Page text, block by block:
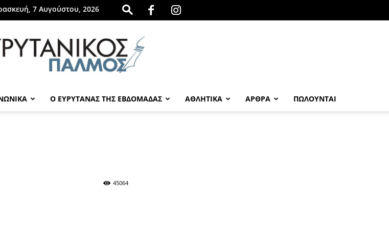
7 Αυγούστου, 2026
Ο ΕΥΡΥΤΑΝΑΣ ΤΗΣ ΕΒΔΟΜΑΔΑΣ ΑΘΛΗΤΙΚΑ ΑΡΘΡΑ ΠΩΛΟΎΝΤΑΙ
45064